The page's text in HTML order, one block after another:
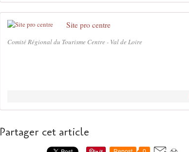
Site pro centre
Comité Régional du Tourisme Centre - Val de Loire
Partager cet article